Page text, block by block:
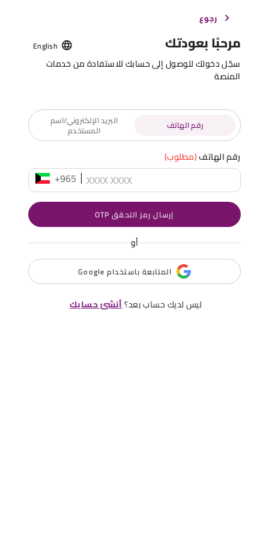
رجوع
مرحبًا بعودتك English
سجّل دخولك للوصول إلى حسابك للاستفادة من خدمات
المنصة
رقم الهاتف البريد الإلكتروني/اسم
المستخدم
رقم الهاتف(مطلوب)
+965
إرسال رمز التحقق OTP
أو
المتابعة باستخدام Google
ليس لديك حساب بعد؟أنشئ حسابك